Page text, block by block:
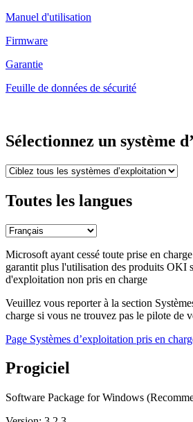
Manuel d'utilisation
Firmware
Garantie
Feuille de données de sécurité
Sélectionnez un système
Toutes les langues
Microsoft ayant cessé toute prise en
garantit plus l'utilisation des produits OKI
d'exploitation non pris en charge
Veuillez vous reporter à la section
charge si vous ne trouvez pas le pilote de
Page Systèmes d’exploitation pris en
Progiciel
Software Package for Windows